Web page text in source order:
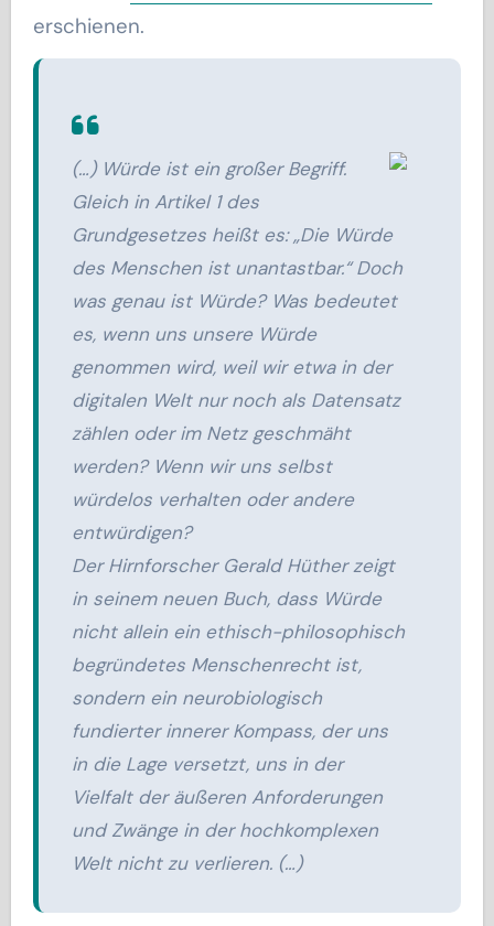
erschienen.
(…) Würde ist ein großer Begriff.
Gleich in Artikel 1 des
Grundgesetzes heißt es: „Die Würde
des Menschen ist unantastbar.“ Doch
was genau ist Würde? Was bedeutet
es, wenn uns unsere Würde
genommen wird, weil wir etwa in der
digitalen Welt nur noch als Datensatz
zählen oder im Netz geschmäht
werden? Wenn wir uns selbst
würdelos verhalten oder andere
entwürdigen?
Der Hirnforscher Gerald Hüther zeigt
in seinem neuen Buch, dass Würde
nicht allein ein ethisch-philosophisch
begründetes Menschenrecht ist,
sondern ein neurobiologisch
fundierter innerer Kompass, der uns
in die Lage versetzt, uns in der
Vielfalt der äußeren Anforderungen
und Zwänge in der hochkomplexen
Welt nicht zu verlieren. (…)